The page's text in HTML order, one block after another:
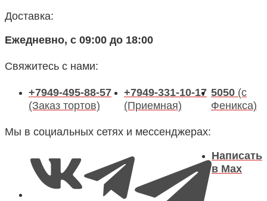
Доставка:
Ежедневно, с 09:00 до 18:00
Свяжитесь с нами:
+7949-495-88-57
(Заказ тортов)
+7949-331-10-17
(Приемная)
5050 (с
Феникса)
Мы в социальных сетях и мессенджерах:
Написать
в Max